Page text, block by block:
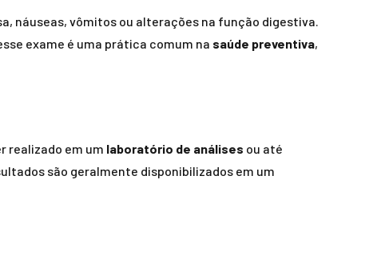
náuseas, vômitos ou alterações na função digestiva.
exame é uma prática comum na saúde preventiva,
realizado em um laboratório de análises ou até
são geralmente disponibilizados em um